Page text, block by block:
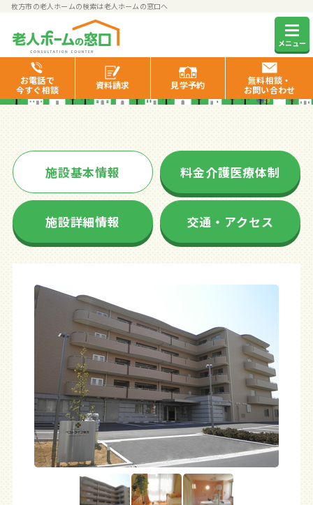
枚方市の老人ホームの検索は老人ホームの窓口へ
メニュー
お電話で
今すぐ相談
資料請求 見学予約
無料相談・
お問い合わせ
ベストライフ枚方
施設基本情報 料金介護医療体制
施設詳細情報 交通・アクセス